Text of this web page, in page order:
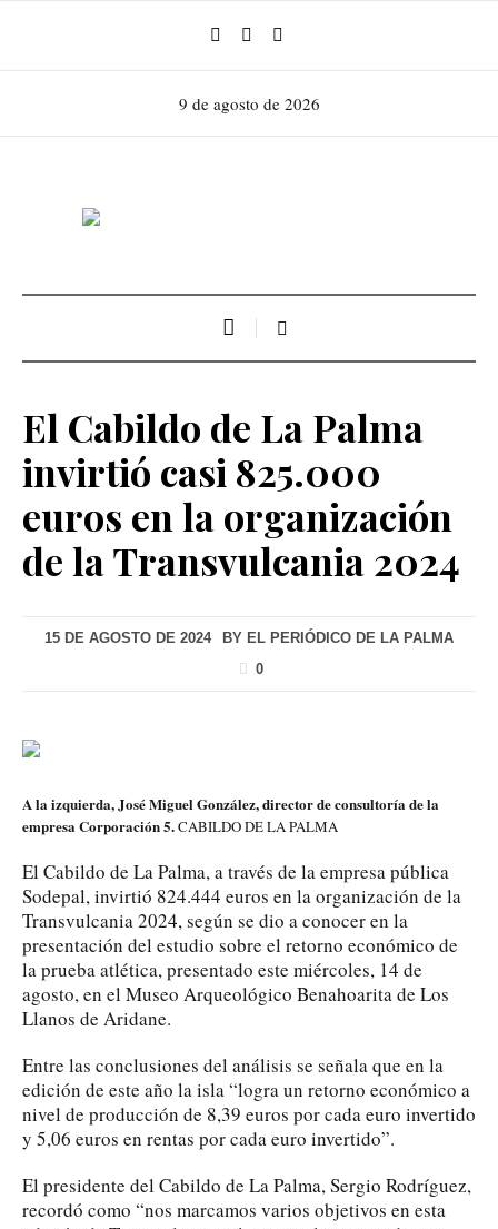
9 de agosto de 2026
El Cabildo de La Palma
invirtió casi 825.000
euros en la organización
de la Transvulcania 2024
15 DE AGOSTO DE 2024 BY EL PERIÓDICO DE LA PALMA
0
A la izquierda, José Miguel González, director de consultoría de la
empresa Corporación 5.CABILDO DE LA PALMA
El Cabildo de La Palma, a través de la empresa pública
Sodepal, invirtió 824.444 euros en la organización de la
Transvulcania 2024, según se dio a conocer en la
presentación del estudio sobre el retorno económico de
la prueba atlética, presentado este miércoles, 14 de
agosto, en el Museo Arqueológico Benahoarita de Los
Llanos de Aridane.
Entre las conclusiones del análisis se señala que en la
edición de este año la isla “logra un retorno económico a
nivel de producción de 8,39 euros por cada euro invertido
y 5,06 euros en rentas por cada euro invertido”.
El presidente del Cabildo de La Palma, Sergio Rodríguez,
recordó como “nos marcamos varios objetivos en esta